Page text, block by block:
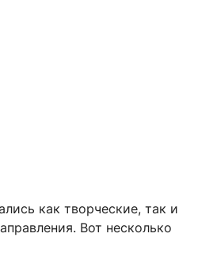
как творческие, так и
Вот несколько